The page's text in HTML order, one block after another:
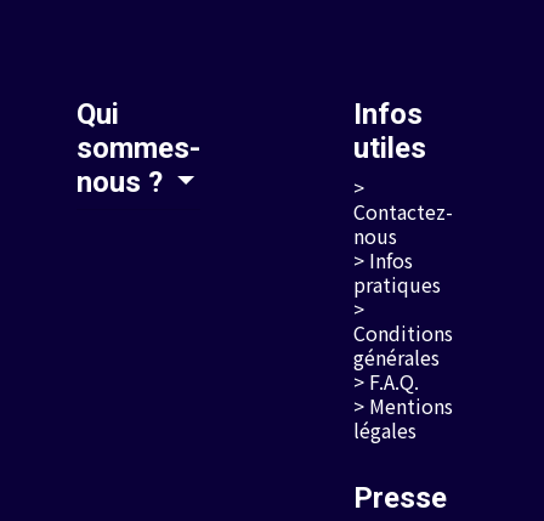
Qui
sommes-
nous ?
Infos
utiles
>
Contactez-
nous
> Infos
pratiques
>
Conditions
générales
> F.A.Q.
> Mentions
légales
Presse